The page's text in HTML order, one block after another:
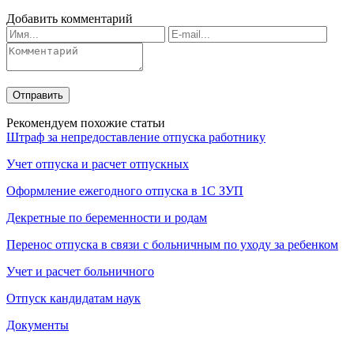
Добавить комментарий
Рекомендуем похожие статьи
Штраф за непредоставление отпуска работнику
Учет отпуска и расчет отпускных
Оформление ежегодного отпуска в 1С ЗУП
Декретные по беременности и родам
Перенос отпуска в связи с больничным по уходу за ребенком
Учет и расчет больничного
Отпуск кандидатам наук
Документы